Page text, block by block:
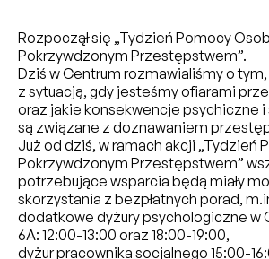
Rozpoczął się „Tydzień Pomocy
Pokrzywdzonym Przestępstwem”.
Dziś w Centrum rozmawialiśmy o
z sytuacją, gdy jesteśmy ofiarami
oraz jakie konsekwencje psychiczne
są związane z doznawaniem
Już od dziś, w ramach akcji „Tydzień
Pokrzywdzonym Przestępstwem”
potrzebujące wsparcia będą miały
skorzystania z bezpłatnych porad,
dodatkowe dyżury psychologiczne w
6A: 12:00-13:00 oraz 18:00-19:00,
dyżur pracownika socjalnego 15:00-